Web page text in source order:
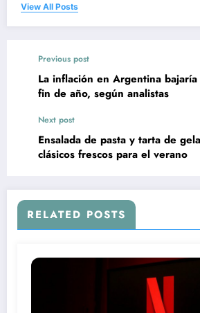
View All Posts
Previous post
La inflación en Argentina
fin de año, según analistas
Next post
Ensalada de pasta y tarta de
clásicos frescos para el verano
RELATED POSTS